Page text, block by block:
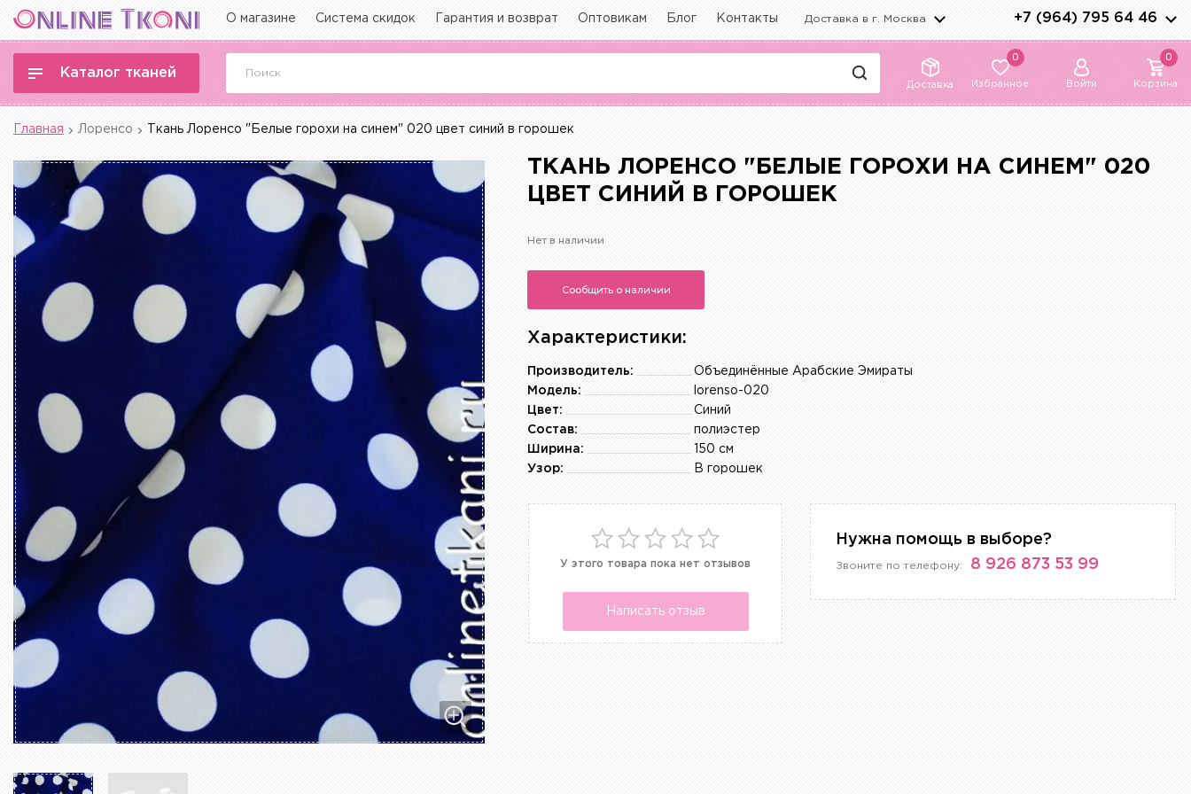
О магазине Система скидок Гарантия и возврат Оптовикам Блог Контакты Доставка в г. Москва +7 (964) 795 64 46
Каталог тканей
Доставка
0
Избранное Войти
0
Корзина
Главная Лоренсо Ткань Лоренсо "Белые горохи на синем" 020 цвет синий в горошек
ТКАНЬ ЛОРЕНСО "БЕЛЫЕ ГОРОХИ НА СИНЕМ" 020
ЦВЕТ СИНИЙ В ГОРОШЕК
Нет в наличии
Сообщить о наличии
Характеристики:
Объединённые Арабские Эмираты
Производитель:
lorenso-020
Модель:
Синий
Цвет:
полиэстер
Состав:
150 см
Ширина:
В горошек
Узор:
У этого товара пока нет отзывов
Написать отзыв
Нужна помощь в выборе?
Звоните по телефону: 8 926 873 53 99